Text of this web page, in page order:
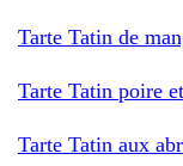
Tarte Tatin de
Tarte Tatin poire
Tarte Tatin aux